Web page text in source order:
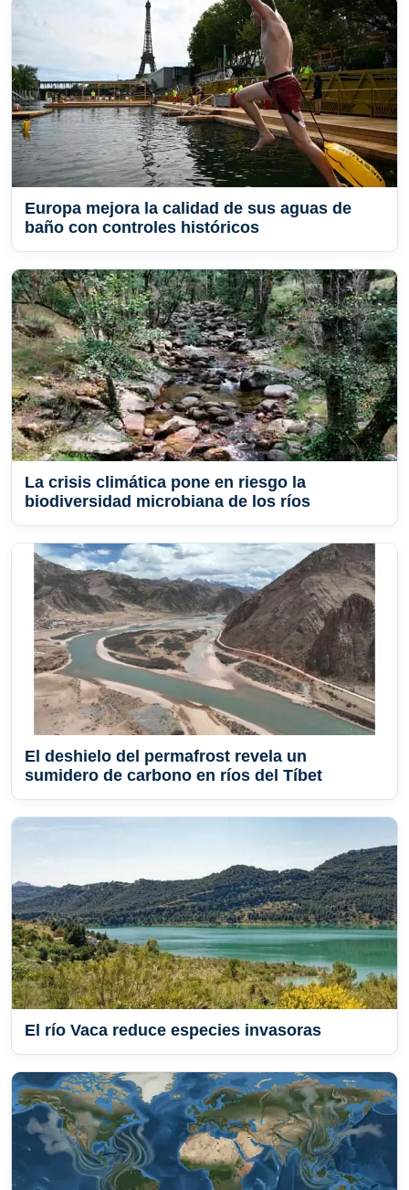
Europa mejora la calidad de sus aguas de
baño con controles históricos
La crisis climática pone en riesgo la
biodiversidad microbiana de los ríos
El deshielo del permafrost revela un
sumidero de carbono en ríos del Tíbet
El río Vaca reduce especies invasoras